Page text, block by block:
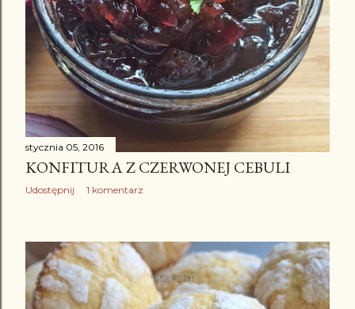
stycznia 05, 2016
KONFITURA Z CZERWONEJ CEBULI
Udostępnij 1 komentarz